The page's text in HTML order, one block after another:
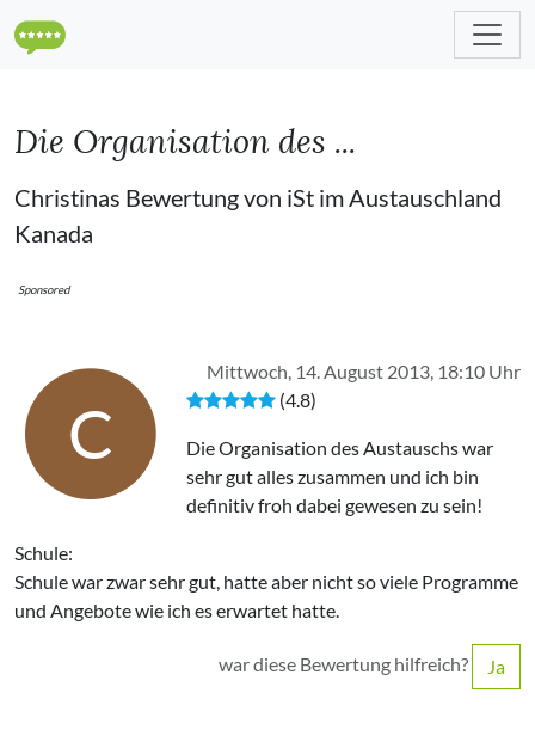
Die Organisation des ...
Christinas Bewertung von iSt im Austauschland
Kanada
Sponsored
C
Mittwoch, 14. August 2013, 18:10 Uhr
(4.8)
Die Organisation des Austauschs war
sehr gut alles zusammen und ich bin
definitiv froh dabei gewesen zu sein!
Schule:
Schule war zwar sehr gut, hatte aber nicht so viele Programme
und Angebote wie ich es erwartet hatte.
war diese Bewertung hilfreich? Ja